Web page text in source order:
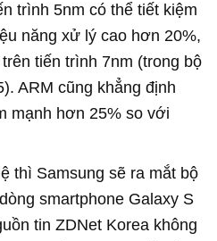
trình 5nm có thể tiết kiệm
năng xử lý cao hơn 20%,
tiến trình 7nm (trong bộ
ARM cũng khẳng định
mạnh hơn 25% so với
thì Samsung sẽ ra mắt bộ
smartphone Galaxy S
tin ZDNet Korea không